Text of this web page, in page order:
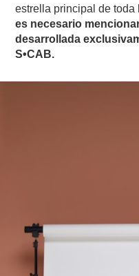
estrella principal de toda
es necesario
desarrollada
S•CAB.